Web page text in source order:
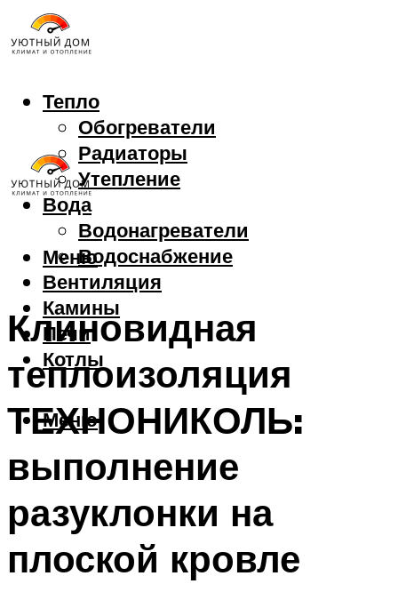
Тепло
Обогреватели
Радиаторы
Утепление
Вода
Водонагреватели
Водоснабжение
Вентиляция
Камины
Печи
Котлы
Меню
Меню
Клиновидная
теплоизоляция
ТЕХНОНИКОЛЬ:
выполнение
разуклонки на
плоской кровле